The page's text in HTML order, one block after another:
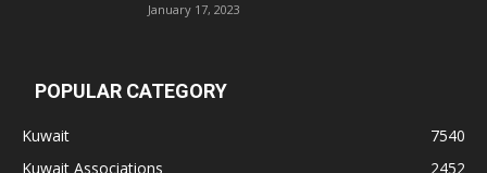
January 17, 2023
POPULAR CATEGORY
Kuwait
7540
Kuwait Associations
2452